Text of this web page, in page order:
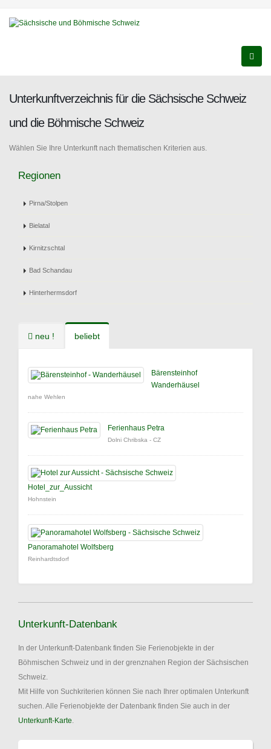
Unterkunftverzeichnis für die Sächsische Schweiz
und die Böhmische Schweiz
Wählen Sie Ihre Unterkunft nach thematischen Kriterien aus.
Regionen
Pirna/Stolpen
Bielatal
Kirnitzschtal
Bad Schandau
Hinterhermsdorf
neu ! beliebt
Bärensteinhof
Wanderhäusel
nahe Wehlen
Ferienhaus Petra
Dolni Chribska - CZ
Hotel_zur_Aussicht
Hohnstein
Panoramahotel Wolfsberg
Reinhardtsdorf
Unterkunft-Datenbank
In der Unterkunft-Datenbank finden Sie Ferienobjekte in der
Böhmischen Schweiz und in der grenznahen Region der Sächsischen
Schweiz.
Mit Hilfe von Suchkriterien können Sie nach Ihrer optimalen Unterkunft
suchen. Alle Ferienobjekte der Datenbank finden Sie auch in der
Unterkunft-Karte